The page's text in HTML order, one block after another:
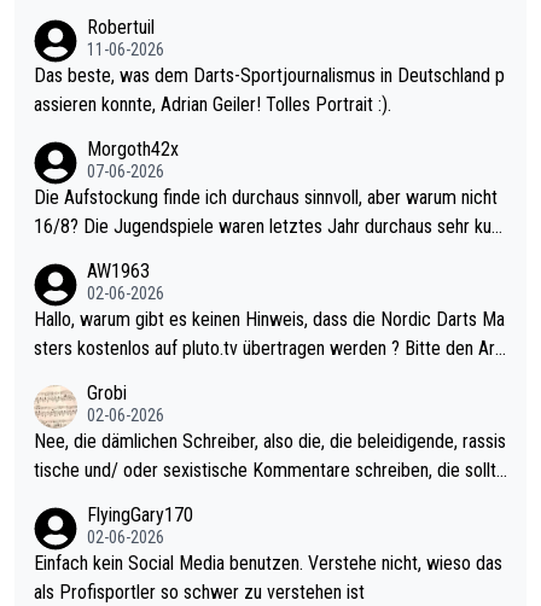
Robertuil
11-06-2026
Das beste, was dem Darts-Sportjournalismus in Deutschland p
assieren konnte, Adrian Geiler! Tolles Portrait :).
Morgoth42x
07-06-2026
Die Aufstockung finde ich durchaus sinnvoll, aber warum nicht
16/8? Die Jugendspiele waren letztes Jahr durchaus sehr kurz
Allerdings ist Mitchell Lawrie als Nummer 1 der Welt eh qualifi
ziert. Somit ändert die automatische Qualifikation des Weltmei
sters erstmal nichts. Ich denke sie wollen damit für nächstes J
ohl wenig WDF Turniere spielen. Dies war bei Archie Self letzt
es Jahr der Fall. Er musste als amtierender Weltmeister durch
den Qualifier und ich glaube kaum, dass Mitchel sich das (in Ve
el hat.
AW1963
02-06-2026
Hallo, warum gibt es keinen Hinweis, dass die Nordic Darts Ma
sters kostenlos auf pluto.tv übertragen werden ? Bitte den Arti
Grobi
02-06-2026
Nee, die dämlichen Schreiber, also die, die beleidigende, rassis
tische und/ oder sexistische Kommentare schreiben, die sollte
s Leben in den Griff kriegen. Nur eins wundert mich: Luke Little
r war doch neulich erst derjenige, der über Social Media GvV p
rovoziert hat. Und Littlers Mutter schießt öfters mal gegen Ric
FlyingGary170
02-06-2026
Einfach kein Social Media benutzen. Verstehe nicht, wieso das
als Profisportler so schwer zu verstehen ist